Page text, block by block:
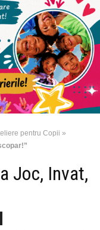
pentru Copii »
Joc, Invat,